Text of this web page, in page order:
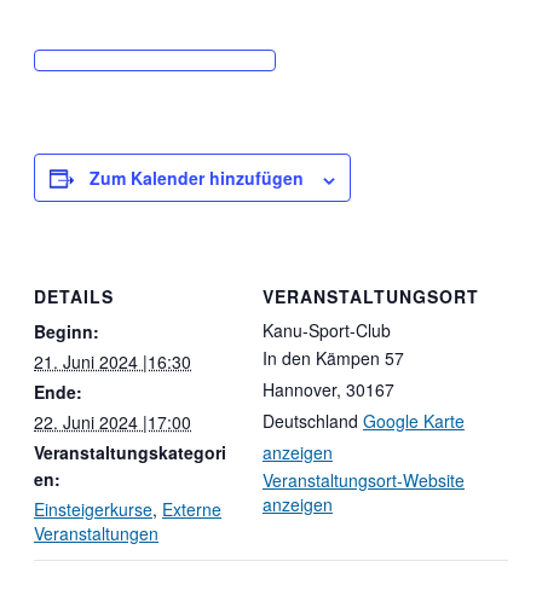
Zum Kalender hinzufügen
DETAILS
Beginn:
21. Juni 2024 |16:30
Ende:
22. Juni 2024 |17:00
Veranstaltungskategori
en:
Einsteigerkurse, Externe
Veranstaltungen
VERANSTALTUNGSORT
Kanu-Sport-Club
In den Kämpen 57
Hannover, 30167
Deutschland Google Karte
anzeigen
Veranstaltungsort-Website
anzeigen